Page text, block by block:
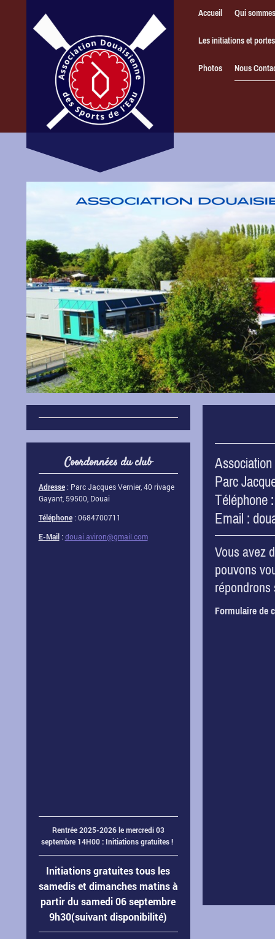
Accueil Qui
Les initiations et
Photos Nous
Parc
Téléphone
Email :
Vous avez
pouvons
répondrons
Formulaire de
Coordonnées du club
Adresse: Parc Jacques Vernier, 40 rivage
Gayant, 59500, Douai
Téléphone: 0684700711
E-Mail: douai.aviron@gmail.com
Rentrée 2025-2026 le mercredi 03
septembre 14H00 : Initiations gratuites !
Initiations gratuites tous les
samedis et dimanches matins à
partir du samedi 06 septembre
9h30(suivant disponibilité)